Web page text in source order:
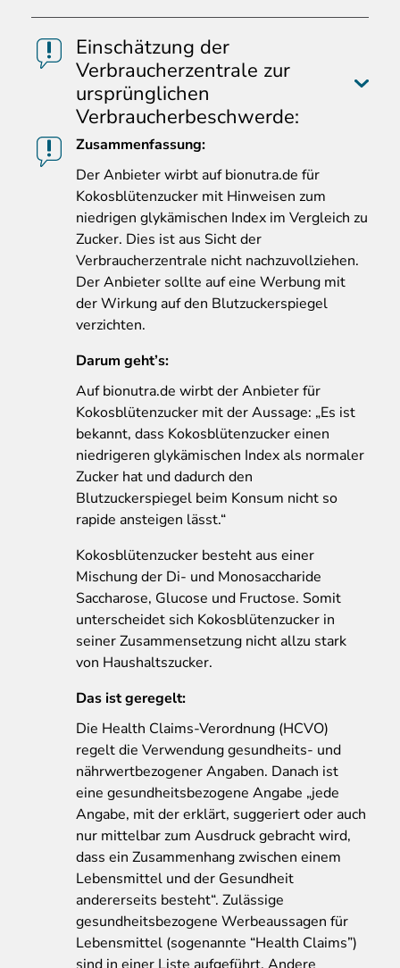
Einschätzung der
Verbraucherzentrale zur
ursprünglichen
Verbraucherbeschwerde:
Zusammenfassung:
DerAnbieter wirbt auf bionutra.de für
Kokosblütenzucker mit Hinweisen zum
niedrigen glykämischen Index im Vergleich zu
Zucker. Dies ist aus Sicht der
Verbraucherzentrale nicht nachzuvollziehen.
Der Anbieter sollte auf eine Werbung mit
der Wirkung auf den Blutzuckerspiegel
verzichten.
Darum geht’s:
Auf bionutra.de wirbt der Anbieter für
Kokosblütenzucker mit der Aussage: „Es ist
bekannt, dass Kokosblütenzucker einen
niedrigeren glykämischen Index als normaler
Zucker hat und dadurch den
Blutzuckerspiegel beim Konsum nicht so
rapide ansteigen lässt.“
Kokosblütenzucker besteht aus einer
Mischung der Di- und Monosaccharide
Saccharose, Glucose und Fructose. Somit
unterscheidet sich Kokosblütenzucker in
seiner Zusammensetzung nicht allzu stark
von Haushaltszucker.
Das ist geregelt:
Die Health Claims-Verordnung (HCVO)
regelt die Verwendung gesundheits- und
nährwertbezogener Angaben. Danach ist
eine gesundheitsbezogene Angabe „jede
Angabe, mit der erklärt, suggeriert oder auch
nur mittelbar zum Ausdruck gebracht wird,
dass ein Zusammenhang zwischen einem
Lebensmittel und der Gesundheit
andererseits besteht“. Zulässige
gesundheitsbezogene Werbeaussagen für
Lebensmittel (sogenannte “Health Claims”)